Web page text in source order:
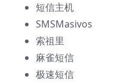
短信主机
SMSMasivos
索祖里
麻雀短信
极速短信